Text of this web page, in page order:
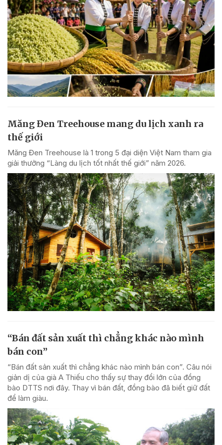
Măng Đen Treehouse mang du lịch xanh ra
thế giới
Măng Đen Treehouse là 1 trong 5 đại diện Việt Nam tham gia
giải thưởng “Làng du lịch tốt nhất thế giới” năm 2026.
“Bán đất sản xuất thì chẳng khác nào mình
bán con”
“Bán đất sản xuất thì chẳng khác nào mình bán con”. Câu nói
giản dị của già A Thiếu cho thấy sự thay đổi lớn của đồng
bào DTTS nơi đây. Thay vì bán đất, đồng bào đã biết giữ đất
để làm giàu.